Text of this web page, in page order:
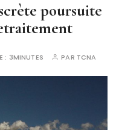
poursuite
: 3MINUTES PAR TCNA